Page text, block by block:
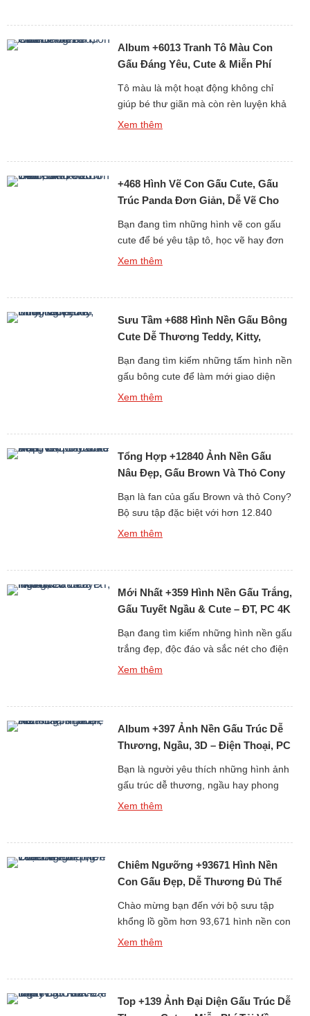
ngầu, đến những ảnh gấu […]
Album +6013 Tranh Tô Màu Con
Gấu Đáng Yêu, Cute & Miễn Phí
Tô màu là một hoạt động không chỉ
giúp bé thư giãn mà còn rèn luyện khả
năng tư duy, sự kiên nhẫn và óc sáng
tập hơn 6013 […]
Xem thêm
+468 Hình Vẽ Con Gấu Cute, Gấu
Trúc Panda Đơn Giản, Dễ Vẽ Cho
Bạn đang tìm những hình vẽ con gấu
cute để bé yêu tập tô, học vẽ hay đơn
giản là làm ảnh trang trí, sticker, sổ tay?
đáng yêu […]
Xem thêm
Sưu Tầm +688 Hình Nền Gấu Bông
Cute Dễ Thương Teddy, Kitty,
Bạn đang tìm kiếm những tấm hình nền
gấu bông cute để làm mới giao diện
điện thoại hay máy tính mỗi ngày? Bộ
kế mềm mại, đáng yêu và […]
Xem thêm
Tổng Hợp +12840 Ảnh Nền Gấu
Nâu Đẹp, Gấu Brown Và Thỏ Cony
Bạn là fan của gấu Brown và thỏ Cony?
Bộ sưu tập đặc biệt với hơn 12.840
hình nền gấu Brown cute, đẹp, sắc nét
hoạt hình huyền thoại Brown […]
Xem thêm
Mới Nhất +359 Hình Nền Gấu Trắng,
Gấu Tuyết Ngầu & Cute – ĐT, PC 4K
Bạn đang tìm kiếm những hình nền gấu
trắng đẹp, độc đáo và sắc nét cho điện
thoại hoặc máy tính? Bộ sưu tập mới
từ cái nhìn đầu tiên. Tại […]
Xem thêm
Album +397 Ảnh Nền Gấu Trúc Dễ
Thương, Ngầu, 3D – Điện Thoại, PC
Bạn là người yêu thích những hình ảnh
gấu trúc dễ thương, ngầu hay phong
cách 3D sống động? Album +397 ảnh
tượng của sự dễ thương và thân thiện,
[…]
Xem thêm
Chiêm Ngưỡng +93671 Hình Nền
Con Gấu Đẹp, Dễ Thương Đủ Thể
Chào mừng bạn đến với bộ sưu tập
khổng lồ gồm hơn 93,671 hình nền con
gấu đẹp, dễ thương và đa dạng thể loại
gấu không chỉ làm đẹp cho […]
Xem thêm
Top +139 Ảnh Đại Diện Gấu Trúc Dễ